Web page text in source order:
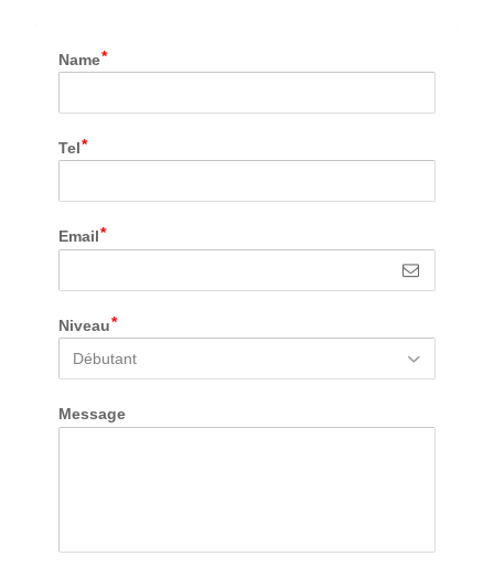
Name
Tel
Email
Niveau
Message